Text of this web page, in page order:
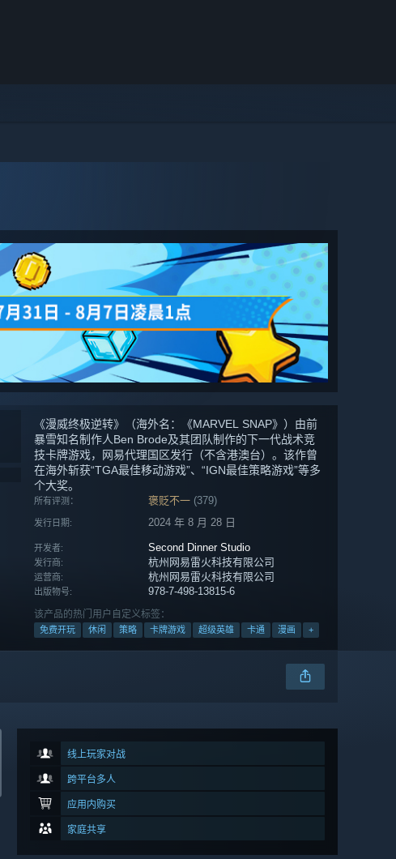
《漫威终极逆转》（海外名：《MARVEL SNAP》）由前
暴雪知名制作人Ben Brode及其团队制作的下一代战术竞
技卡牌游戏，网易代理国区发行（不含港澳台）。该作曾
在海外斩获“TGA最佳移动游戏”、“IGN最佳策略游戏”等多
个大奖。
所有评测： 褒贬不一 (379)
发行日期: 2024 年 8 月 28 日
开发者: Second Dinner Studio
发行商: 杭州网易雷火科技有限公司
运营商: 杭州网易雷火科技有限公司
出版物号: 978-7-498-13815-6
该产品的热门用户自定义标签：
免费开玩 休闲 策略 卡牌游戏 超级英雄 卡通 漫画 +
线上玩家对战
跨平台多人
应用内购买
家庭共享